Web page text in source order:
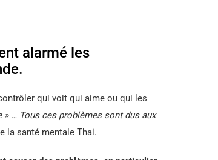
alarmé les
qui voit qui aime ou qui les
» … Tous ces problèmes sont dus aux
la santé mentale Thai.